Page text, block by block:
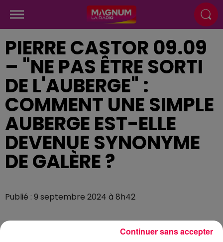
PIERRE CASTOR 09.09
– "NE PAS ÊTRE SORTI
DE L'AUBERGE" :
COMMENT UNE SIMPLE
AUBERGE EST-ELLE
DEVENUE SYNONYME
DE GALÈRE ?
Publié : 9 septembre 2024 à 8h42
Continuer sans accepter